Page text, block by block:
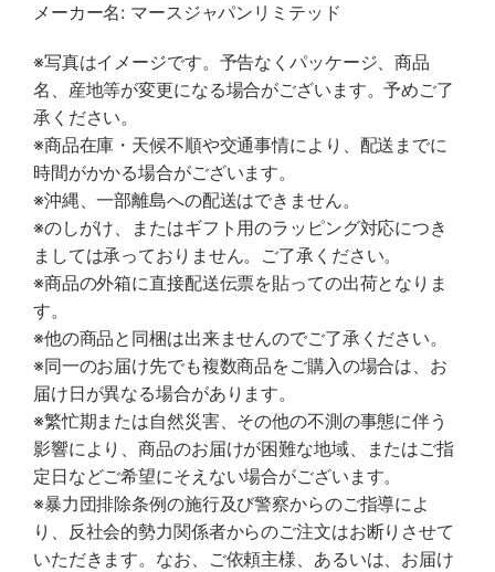
メーカー名: マースジャパンリミテッド
※写真はイメージです。予告なくパッケージ、商品
名、産地等が変更になる場合がございます。予めご了
承ください。
※商品在庫・天候不順や交通事情により、配送までに
時間がかかる場合がございます。
※沖縄、一部離島への配送はできません。
※のしがけ、またはギフト用のラッピング対応につき
ましては承っておりません。ご了承ください。
※商品の外箱に直接配送伝票を貼っての出荷となりま
す。
※他の商品と同梱は出来ませんのでご了承ください。
※同一のお届け先でも複数商品をご購入の場合は、お
届け日が異なる場合があります。
※繁忙期または自然災害、その他の不測の事態に伴う
影響により、商品のお届けが困難な地域、またはご指
定日などご希望にそえない場合がございます。
※暴力団排除条例の施行及び警察からのご指導によ
り、反社会的勢力関係者からのご注文はお断りさせて
いただきます。なお、ご依頼主様、あるいは、お届け